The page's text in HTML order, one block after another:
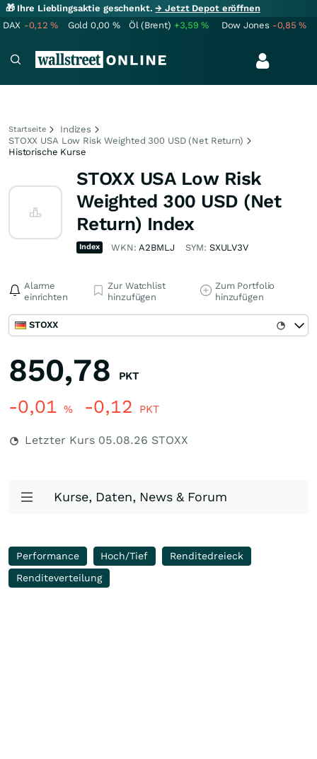
🎁 Ihre Lieblingsaktie geschenkt.→ Jetzt Depot eröffnen
DAX -0,12% Gold 0,00 % Öl (Brent) +3,59% Dow Jones -0,85%
Startseite
Indizes
STOXX USA Low Risk Weighted 300 USD (Net Return)
Historische Kurse
STOXX USA Low Risk
Weighted 300 USD (Net
Return) Index
Index WKN:A2BMLJ SYM: SXULV3V
Alarme
einrichten
Zur Watchlist
hinzufügen
Zum Portfolio
hinzufügen
STOXX
850,78 PKT
-0,01 % -0,12 PKT
Letzter Kurs 05.08.26 STOXX
Kurse, Daten, News & Forum
Performance Hoch/Tief
Renditedreieck
Renditeverteilung